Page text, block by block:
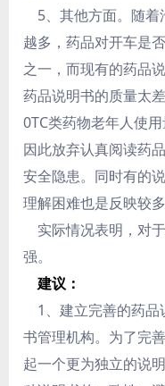
5、其他方面。随着
越多，药品对开车是
之一，而现有的药品
药品说明书的质量太
0TC类药物老年人使
因此放弃认真阅读药
安全隐患。同时有的
理解困难也是反映较多
实际情况表明，对
强。
建议：
1、建立完善的药品
书管理机构。为了完
起一个更为独立的说